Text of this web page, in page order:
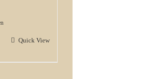
Quick View